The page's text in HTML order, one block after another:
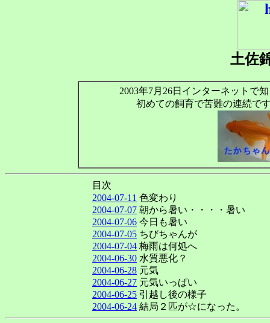
土佐
2003年7月26日インターネットで
初めての飼育で苦難の連続で
目次
2004-07-11 色変わり
2004-07-07 朝から暑い・・・・暑い
2004-07-06 今日も暑い
2004-07-05 ちびちゃんが
2004-07-04 梅雨は何処へ
2004-06-30 水質悪化？
2004-06-28 元気
2004-06-27 元気いっぱい
2004-06-25 引越し後の様子
2004-06-24 結局２匹が☆になった。